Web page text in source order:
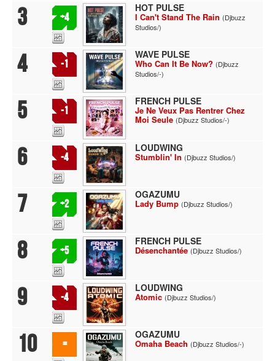
3 +4
HOT PULSE
I Can't Stand The Rain (Djbuzz
Studios/)
4 -1
WAVE PULSE
Who Can It Be Now? (Djbuzz
Studios/-)
5 -1
FRENCH PULSE
Je Ne Veux Pas Rentrer Chez
Moi Seule (Djbuzz Studios/-)
6 -4
LOUDWING
Stumblin' In (Djbuzz Studios/)
7 +2
OGAZUMU
Lady Bump (Djbuzz Studios/)
8 +5
FRENCH PULSE
Désenchantée (Djbuzz Studios/)
9 -4
LOUDWING
Atomic (Djbuzz Studios/)
10 =
OGAZUMU
Omaha Beach (Djbuzz Studios/-)